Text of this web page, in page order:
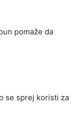
pomaže da
se sprej koristi za